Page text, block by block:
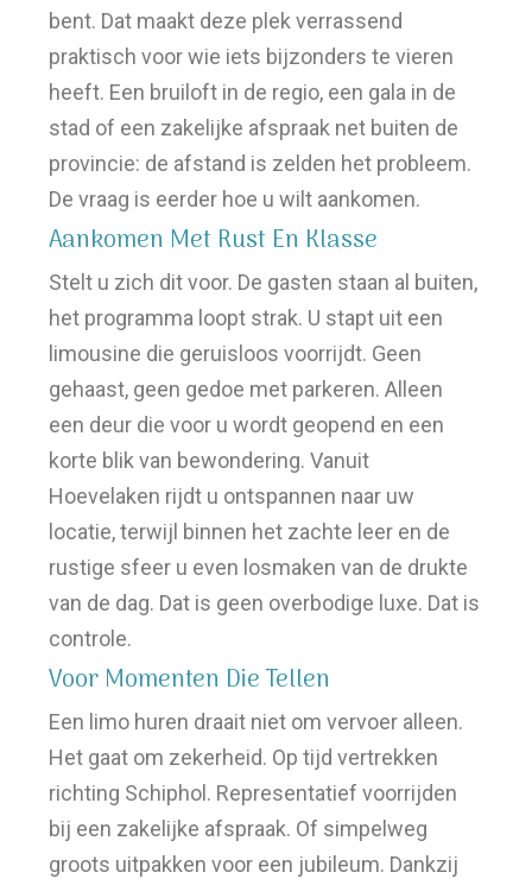
bent. Dat maakt deze plek verrassend
praktisch voor wie iets bijzonders te vieren
heeft. Een bruiloft in de regio, een gala in de
stad of een zakelijke afspraak net buiten de
provincie: de afstand is zelden het probleem.
De vraag is eerder hoe u wilt aankomen.
Aankomen Met Rust En Klasse
Stelt u zich dit voor. De gasten staan al buiten,
het programma loopt strak. U stapt uit een
limousine die geruisloos voorrijdt. Geen
gehaast, geen gedoe met parkeren. Alleen
een deur die voor u wordt geopend en een
korte blik van bewondering. Vanuit
Hoevelaken rijdt u ontspannen naar uw
locatie, terwijl binnen het zachte leer en de
rustige sfeer u even losmaken van de drukte
van de dag. Dat is geen overbodige luxe. Dat is
controle.
Voor Momenten Die Tellen
Een limo huren draait niet om vervoer alleen.
Het gaat om zekerheid. Op tijd vertrekken
richting Schiphol. Representatief voorrijden
bij een zakelijke afspraak. Of simpelweg
groots uitpakken voor een jubileum. Dankzij